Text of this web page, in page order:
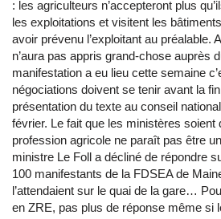
: les agriculteurs n’accepteront plus
les exploitations et visitent les
avoir prévenu l’exploitant au préalable.
n’aura pas appris grand-chose auprès
manifestation a eu lieu cette semaine
négociations doivent se tenir avant la
présentation du texte au conseil
février. Le fait que les ministères
profession agricole ne paraît pas être
ministre Le Foll a décliné de répondre
100 manifestants de la FDSEA de
l’attendaient sur le quai de la gare…
en ZRE, pas plus de réponse même si